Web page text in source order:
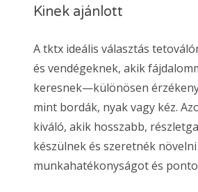
Kinek ajánlott
A tktx ideális választás
és vendégeknek, akik
keresnek—különösen
mint bordák, nyak vagy kéz.
kiváló, akik hosszabb,
készülnek és szeretnék növelni
munkahatékonyságot és